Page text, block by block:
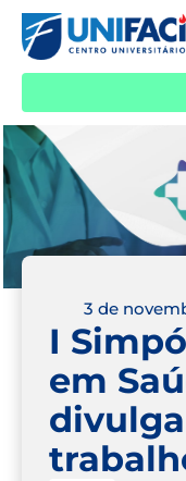
3 de
I
em